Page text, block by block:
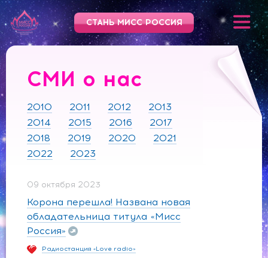
СТАНЬ МИСС РОССИЯ
СМИ о нас
2010 2011 2012
2013
2014
2015 2016
2017
2018
2019 2020
2021
2022
2023
09 октября 2023
Корона перешла! Названа новая
обладательница титула «Мисс
Россия»
Радиостанция «Love radio»